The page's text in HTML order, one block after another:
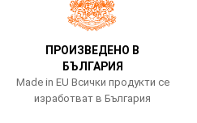
ПРОИЗВЕДЕНО В
БЪЛГАРИЯ
Made in EU Всички продукти се
изработват в България